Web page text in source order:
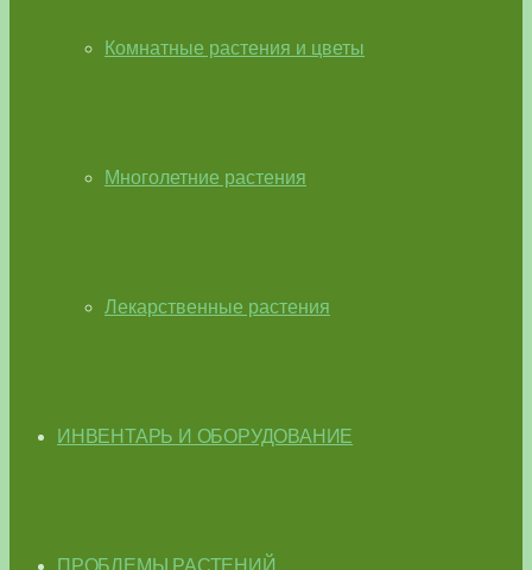
Комнатные растения и цветы
Многолетние растения
Лекарственные растения
ИНВЕНТАРЬ И ОБОРУДОВАНИЕ
ПРОБЛЕМЫ РАСТЕНИЙ